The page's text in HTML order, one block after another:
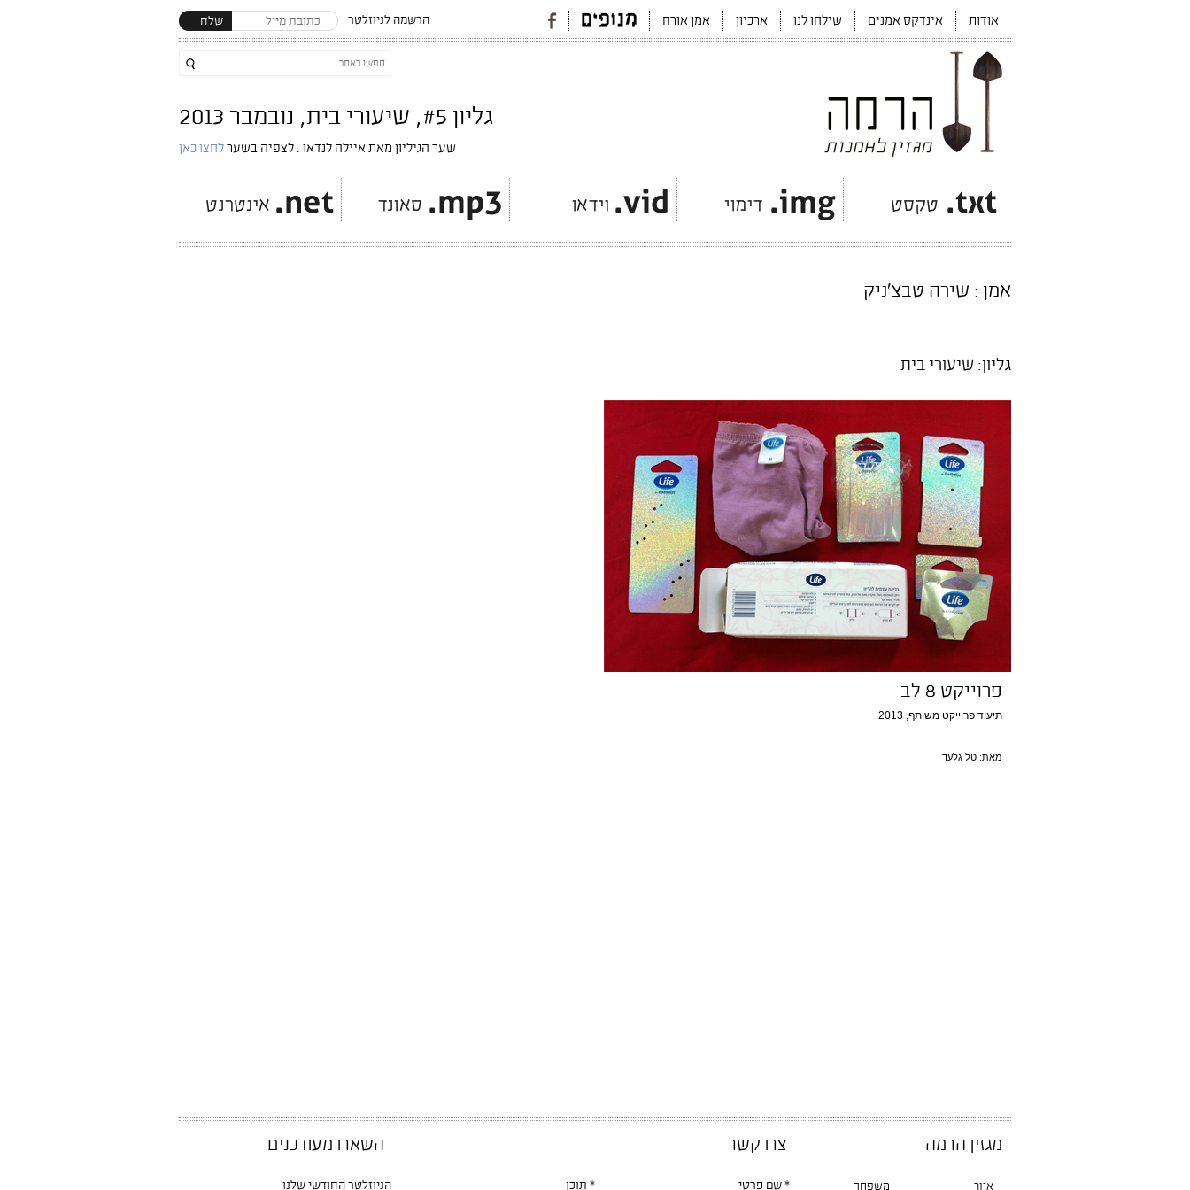
אודות אינדקס אמנים שילחו לנו ארכיון אמן אורח הרשמה לניוזלטר שלח
גליון #5, שיעורי בית, נובמבר 2013
שער הגיליון מאת איילה לנדאו . לצפיה בשערלחצו כאן
אמן : שירה טבצ'ניק
גליון: שיעורי בית
פרוייקט 8 לב
תיעוד פרוייקט משותף, 2013
מאת: טל גלעד
מגזין הרמה צרו קשר השארו מעודכנים
איור משפחה * שם פרטי * תוכן הניוזלטר החודשי שלנו